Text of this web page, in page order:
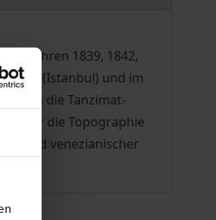
Jahren 1839, 1842,
Arşivi (Istanbul) und im
durch die Tanzimat-
über die Topographie
und venezianischer